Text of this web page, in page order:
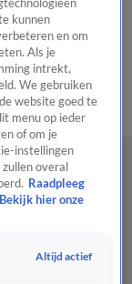
Hart
Tip de
PanelVideo's
kunnen
en om
Als je
intrekt,
We gebruiken
website goed te
menu op ieder
of om je
instellingen
overal
Raadpleeg
Bekijk hier onze
Altijd actief